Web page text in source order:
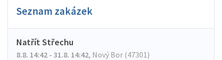
Seznam zakázek
Natřít Střechu
8.8. 14:42 - 31.8. 14:42, Nový Bor (47301)